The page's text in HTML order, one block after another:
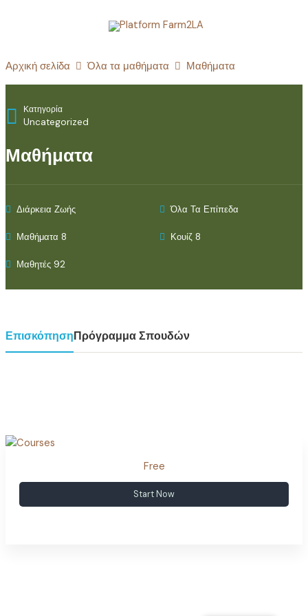
Αρχική σελίδα
Όλα τα μαθήματα Μαθήματα
Κατηγορία
Uncategorized
Μαθήματα
Διάρκεια Ζωής Όλα Τα Επίπεδα
Μαθήματα 8 Κουίζ 8
Μαθητές 92
ΕπισκόπησηΠρόγραμμα Σπουδών
Free
Start Now